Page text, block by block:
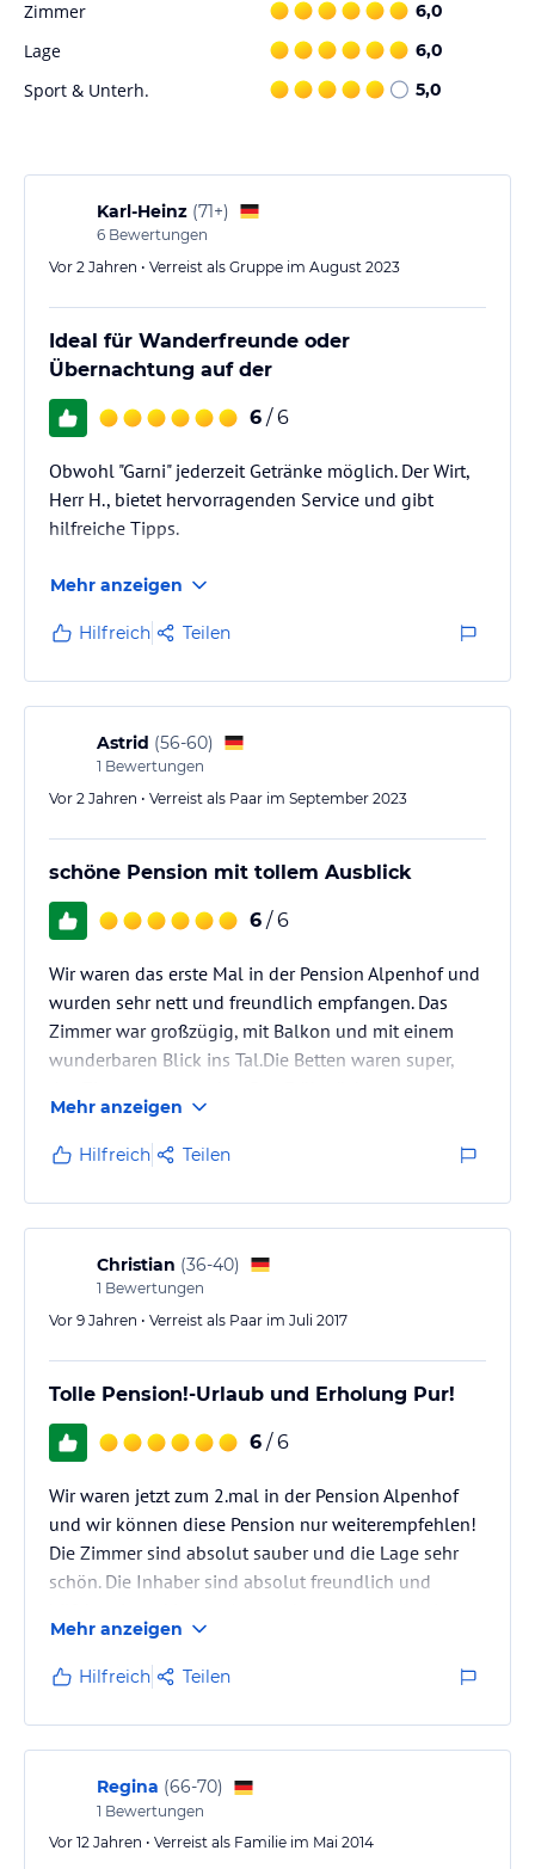
kontinentales Frühstück, das Ihnen einen guten Start in den Tag
ermöglicht.
Sport und Unterhaltung
Wanderung in den umliegenden Bergen oder genießen Sie eine
Kanufahrt auf dem Fluss. Das Hotel bietet auch Fahrradverleih, um
die Gegend auf eigene Faust zu erkunden.
Verfasst von HolidayCheck mit Hilfe von KI. Alle
Angaben ohne Gewähr. Bitte lies vor der Buchung die
verbindlichenAngebotsdetails des jeweiligen Veranstalters.
Zimmer 6,0
Lage 6,0
Sport & Unterh. 5,0
Karl-Heinz (71+)
6 Bewertungen
Vor 2 Jahren • Verreist als Gruppe im August 2023
Ideal für Wanderfreunde oder
Übernachtung auf der
6 / 6
Obwohl "Garni" jederzeit Getränke möglich. Der Wirt,
Herr H., bietet hervorragenden Service und gibt
hilfreiche Tipps.
Mehr anzeigen
Hilfreich Teilen
Astrid (56-60)
1 Bewertungen
Vor 2 Jahren • Verreist als Paar im September 2023
schöne Pension mit tollem Ausblick
6 / 6
Wir waren das erste Mal in der Pension Alpenhof und
wurden sehr nett und freundlich empfangen. Das
Zimmer war großzügig, mit Balkon und mit einem
wunderbaren Blick ins Tal.Die Betten waren super,
ausreichend und Eierspeisen wurden auf Wunsch
frisch zubereitet.
Wir kommen gerne wieder.
Mehr anzeigen
Hilfreich Teilen
Christian (36-40)
1 Bewertungen
Vor 9 Jahren • Verreist als Paar im Juli 2017
Tolle Pension!-Urlaub und Erholung Pur!
6 / 6
Wir waren jetzt zum 2.mal in der Pension Alpenhof
und wir können diese Pension nur weiterempfehlen!
Die Zimmer sind absolut sauber und die Lage sehr
schön. Die Inhaber sind absolut freundlich und
für den Gast. Vom Balkon aus schaut man nach
Westen direkt gegen die Ötztaler Alpen im
Hinterpasseiertal. Allein das ist schon Urlaub pur !!
Das Frühstück ist ausgewogen, es fehlt an nichts!
Jeden Morgen ein Ei wenn man möchte, Müsli, Wurst
und Käse sowieso :-) Das…
Mehr anzeigen
Hilfreich Teilen
Regina (66-70)
1 Bewertungen
Vor 12 Jahren • Verreist als Familie im Mai 2014